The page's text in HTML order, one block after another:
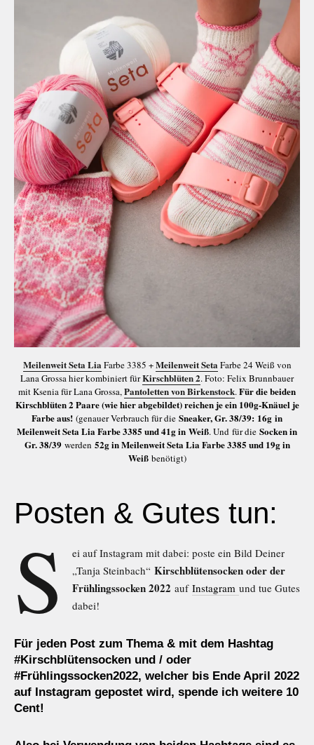
Meilenweit Seta Lia Farbe 3385 +Meilenweit Seta Farbe 24 Weiß von
Lana Grossa hier kombiniert fürKirschblüten 2. Foto: Felix Brunnbauer
mit Ksenia für Lana Grossa,Pantoletten von Birkenstock.Für die beiden
Kirschblüten 2 Paare (wie hier abgebildet) reichen je ein 100g-Knäuel je
Farbe aus! (genauer Verbrauch für die Sneaker, Gr. 38/39: 16g in
Meilenweit Seta Lia Farbe 3385 und 41g in Weiß. Und für die Socken in
Gr. 38/39werden 52g in Meilenweit Seta Lia Farbe 3385 und 19g in
Weißbenötigt)
Posten & Gutes tun:
S
ei auf Instagram mit dabei: poste ein Bild Deiner
„Tanja Steinbach“ Kirschblütensocken oder der
Frühlingssocken 2022 auf Instagram und tue Gutes
dabei!
Für jeden Post zum Thema & mit dem Hashtag
#Kirschblütensocken und / oder
#Frühlingssocken2022, welcher bis Ende April 2022
auf Instagram gepostet wird, spende ich weitere 10
Cent!